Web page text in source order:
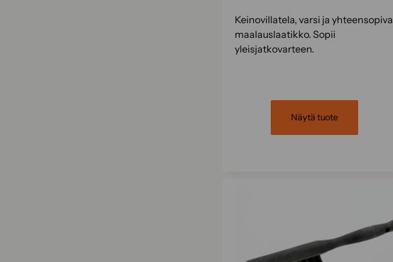
Keinovillatela, varsi ja yhteensopiva
maalauslaatikko. Sopii
yleisjatkovarteen.
Näytä tuote